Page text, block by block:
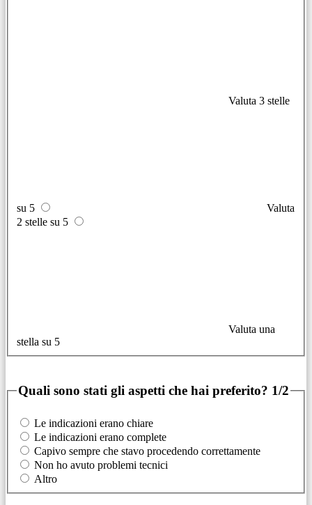
Valuta 3 stelle
su 5
Valuta
2 stelle su 5
Valuta una
stella su 5
Quali sono stati gli aspetti che hai preferito? 1/2
Le indicazioni erano chiare
Le indicazioni erano complete
Capivo sempre che stavo procedendo correttamente
Non ho avuto problemi tecnici
Altro